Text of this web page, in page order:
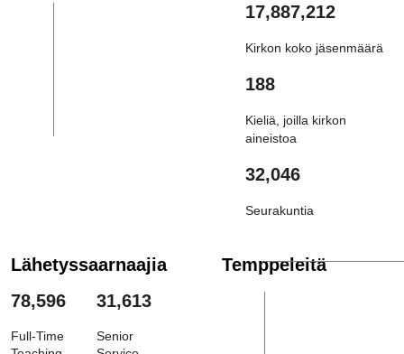
17,887,212
Kirkon koko jäsenmäärä
188
Kieliä, joilla kirkon
aineistoa
32,046
Seurakuntia
Lähetyssaarnaajia
78,596
Full-Time
31,613
Senior
Temppeleitä